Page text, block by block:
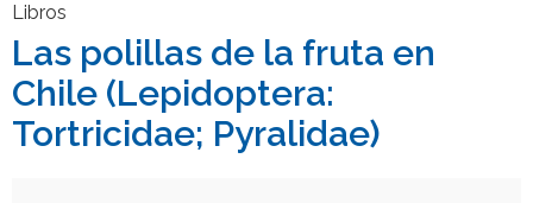
Funcionarias/os
Egresadas/os
Libros
Las polillas de la fruta en
Chile (Lepidoptera:
Tortricidae; Pyralidae)